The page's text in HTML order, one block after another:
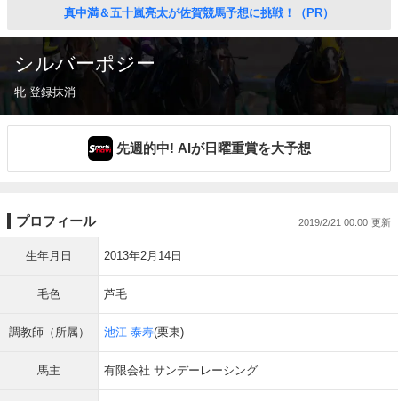
真中満＆五十嵐亮太が佐賀競馬予想に挑戦！（PR）
シルバーポジー
牝 登録抹消
先週的中! AIが日曜重賞を大予想
プロフィール 2019/2/21 00:00
生年月日 2013年2月14日
毛色 芦毛
調教師（所属） 池江 泰寿(栗東)
馬主 有限会社 サンデーレーシング